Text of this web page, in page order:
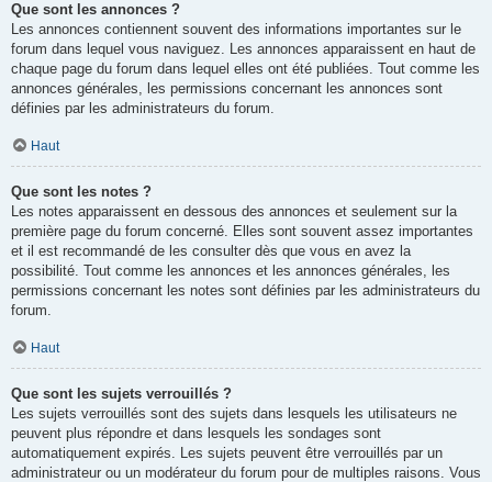
Que sont les annonces ?
Les annonces contiennent souvent des informations importantes sur le
forum dans lequel vous naviguez. Les annonces apparaissent en haut de
chaque page du forum dans lequel elles ont été publiées. Tout comme les
annonces générales, les permissions concernant les annonces sont
définies par les administrateurs du forum.
Haut
Que sont les notes ?
Les notes apparaissent en dessous des annonces et seulement sur la
première page du forum concerné. Elles sont souvent assez importantes
et il est recommandé de les consulter dès que vous en avez la
possibilité. Tout comme les annonces et les annonces générales, les
permissions concernant les notes sont définies par les administrateurs du
forum.
Haut
Que sont les sujets verrouillés ?
Les sujets verrouillés sont des sujets dans lesquels les utilisateurs ne
peuvent plus répondre et dans lesquels les sondages sont
automatiquement expirés. Les sujets peuvent être verrouillés par un
administrateur ou un modérateur du forum pour de multiples raisons. Vous